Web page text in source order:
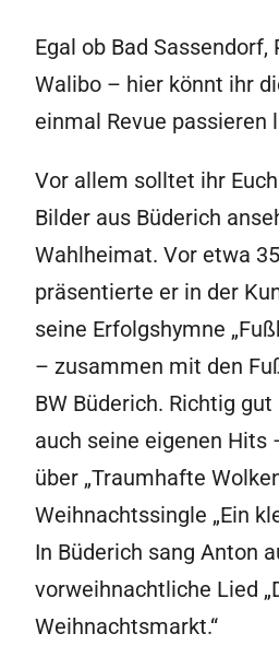
Egal ob Bad Sassendorf,
Walibo – hier könnt ihr
einmal Revue passieren
Vor allem solltet ihr
Bilder aus Büderich
Wahlheimat. Vor etwa
präsentierte er in der
seine Erfolgshymne
– zusammen mit den
BW Büderich. Richtig
auch seine eigenen Hits
über „Traumhafte
Weihnachtssingle „Ein
In Büderich sang Anton
vorweihnachtliche Lied
Weihnachtsmarkt.“